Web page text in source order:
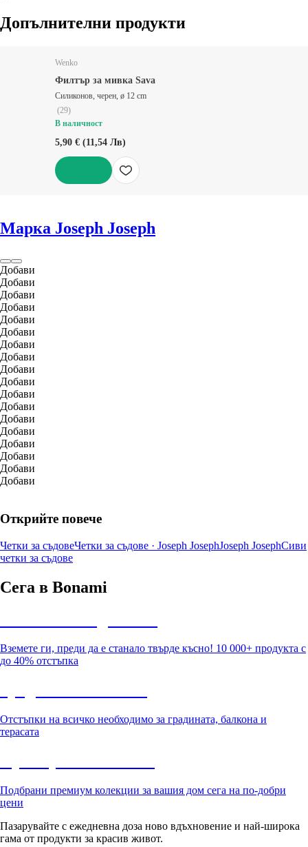
Допълнителни продукти
Wenko
Филтър за мивка Sava
Силиконов, черен, ø 12 cm
(29)
В наличност
5,90 € (11,54 Лв)
Марка Joseph Joseph
Добави
Добави
Добави
Добави
Добави
Добави
Добави
Добави
Добави
Добави
Добави
Добави
Добави
Добави
Добави
Добави
Добави
Добави
Открийте повече
Четки за съдовеЧетки за съдове · Joseph JosephJoseph JosephСиви
четки за съдове
Сега в Bonami
Вземете ги, преди да е станало твърде късно! 10 000+ продукта с
до 40% отстъпка
Отстъпки на всичко необходимо за градината, балкона и
терасата
Подбрани премиум колекции за вашия дом сега на по-добри
цени
Пазарувайте с ежедневна доза ново вдъхновение и най-широка
гама от продукти за красив живот.